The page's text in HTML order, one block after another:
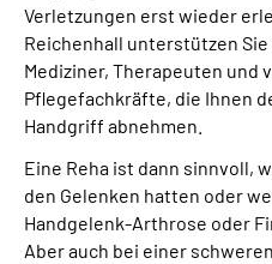
Verletzungen erst wieder
Reichenhall unterstützen
Mediziner, Therapeuten und
Pflegefachkräfte, die Ihnen
Handgriff abnehmen.
Eine Reha ist dann sinnvoll,
den Gelenken hatten oder
Handgelenk-Arthrose oder
Aber auch bei einer schweren